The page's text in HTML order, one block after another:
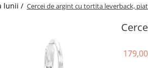
lunii / Cercei de argint cu tortita leverback,